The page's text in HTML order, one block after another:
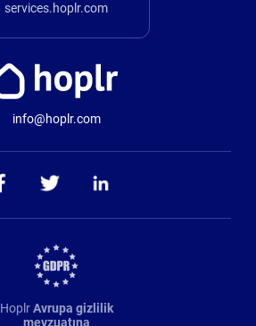
services.hoplr.com
info@hoplr.com
HoplrAvrupa gizlilik
mevzuatına